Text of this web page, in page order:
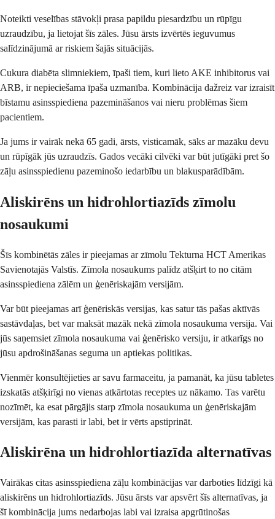
Noteikti veselības stāvokļi prasa papildu piesardzību un rūpīgu
uzraudzību, ja lietojat šīs zāles. Jūsu ārsts izvērtēs ieguvumus
salīdzinājumā ar riskiem šajās situācijās.
Cukura diabēta slimniekiem, īpaši tiem, kuri lieto AKE inhibitorus vai
ARB, ir nepieciešama īpaša uzmanība. Kombinācija dažreiz var izraisīt
bīstamu asinsspiediena pazemināšanos vai nieru problēmas šiem
pacientiem.
Ja jums ir vairāk nekā 65 gadi, ārsts, visticamāk, sāks ar mazāku devu
un rūpīgāk jūs uzraudzīs. Gados vecāki cilvēki var būt jutīgāki pret šo
zāļu asinsspiedienu pazeminošo iedarbību un blakusparādībām.
Aliskirēns un hidrohlortiazīds zīmolu
nosaukumi
Šīs kombinētās zāles ir pieejamas ar zīmolu Tekturna HCT Amerikas
Savienotajās Valstīs. Zīmola nosaukums palīdz atšķirt to no citām
asinsspiediena zālēm un ģenēriskajām versijām.
Var būt pieejamas arī ģenēriskās versijas, kas satur tās pašas aktīvās
sastāvdaļas, bet var maksāt mazāk nekā zīmola nosaukuma versija. Vai
jūs saņemsiet zīmola nosaukuma vai ģenērisko versiju, ir atkarīgs no
jūsu apdrošināšanas seguma un aptiekas politikas.
Vienmēr konsultējieties ar savu farmaceitu, ja pamanāt, ka jūsu tabletes
izskatās atšķirīgi no vienas atkārtotas receptes uz nākamo. Tas varētu
nozīmēt, ka esat pārgājis starp zīmola nosaukuma un ģenēriskajām
versijām, kas parasti ir labi, bet ir vērts apstiprināt.
Aliskirēna un hidrohlortiazīda alternatīvas
Vairākas citas asinsspiediena zāļu kombinācijas var darboties līdzīgi kā
aliskirēns un hidrohlortiazīds. Jūsu ārsts var apsvērt šīs alternatīvas, ja
šī kombinācija jums nedarbojas labi vai izraisa apgrūtinošas